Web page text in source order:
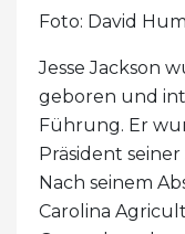
Foto: David
Jesse Jackson
geboren und
Führung. Er
Präsident
Nach seinem
Carolina